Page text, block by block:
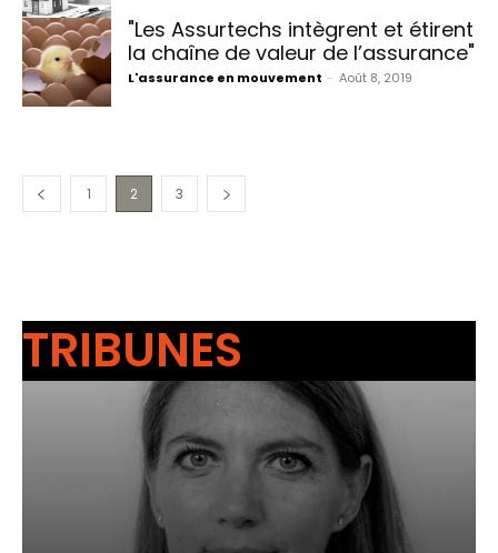
"Les Assurtechs intègrent et étirent
la chaîne de valeur de l’assurance"
L'assurance en mouvement - Août 8, 2019
1 2 3
TRIBUNES